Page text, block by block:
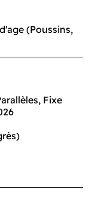
(Poussins,
Fixe